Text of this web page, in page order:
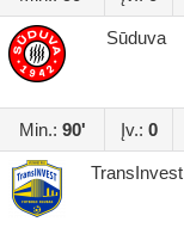
Sūduva
Min.: 90' Įv.: 0
TransInvest